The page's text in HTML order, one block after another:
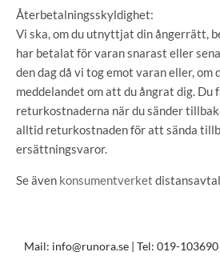
Återbetalningsskyldighet:
Vi ska, om du utnyttjat din ångerrätt,
har betalat för varan snarast eller
den dag då vi tog emot varan eller, om
meddelandet om att du ångrat dig. Du
returkostnaderna när du sänder
alltid returkostnaden för att sända
ersättningsvaror.
Se även konsumentverket
Mail: info@runora.se | Tel: 019-